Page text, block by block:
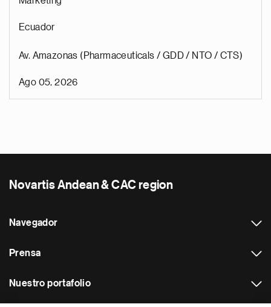
Ecuador
Av. Amazonas (Pharmaceuticals / GDD / NTO / CTS)
Ago 05, 2026
Novartis Andean & CAC region
Navegador
Prensa
Nuestro portafolio